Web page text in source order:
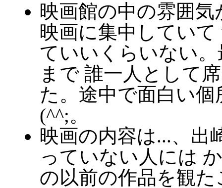
映画館の中の雰囲
映画に集中してい
ていいくらいない
まで 誰一人として
た。途中で面白い
(^^;。
映画の内容は...、出
っていない人には
の以前の作品を観